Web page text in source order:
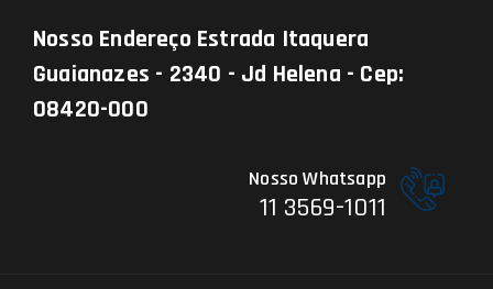
Nosso Endereço Estrada Itaquera
Guaianazes - 2340 - Jd Helena - Cep:
08420-000
Nosso Whatsapp
11 3569-1011